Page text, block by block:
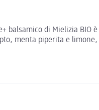
di Mielizia
menta piperita e